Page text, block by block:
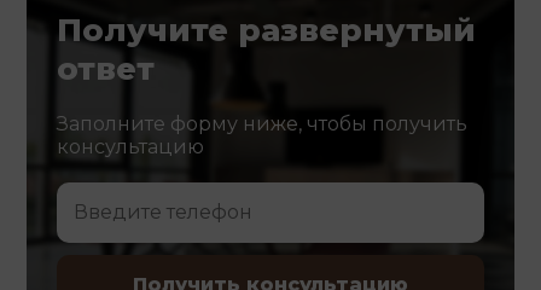
Получите развернутый
ответ
Заполните форму ниже, чтобы получить
консультацию